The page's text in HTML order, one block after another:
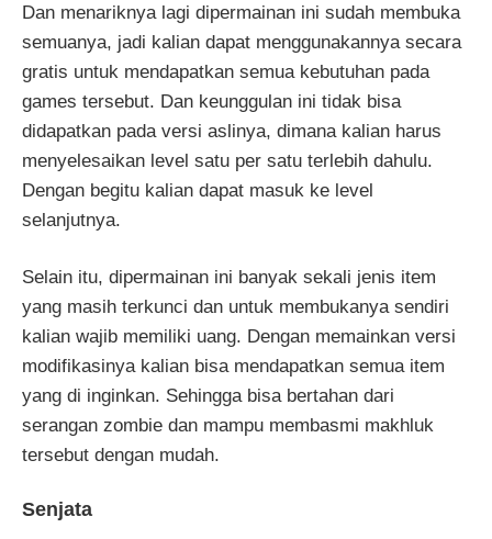
Dan menariknya lagi dipermainan ini sudah membuka
semuanya, jadi kalian dapat menggunakannya secara
gratis untuk mendapatkan semua kebutuhan pada
games tersebut. Dan keunggulan ini tidak bisa
didapatkan pada versi aslinya, dimana kalian harus
menyelesaikan level satu per satu terlebih dahulu.
Dengan begitu kalian dapat masuk ke level
selanjutnya.
Selain itu, dipermainan ini banyak sekali jenis item
yang masih terkunci dan untuk membukanya sendiri
kalian wajib memiliki uang. Dengan memainkan versi
modifikasinya kalian bisa mendapatkan semua item
yang di inginkan. Sehingga bisa bertahan dari
serangan zombie dan mampu membasmi makhluk
tersebut dengan mudah.
Senjata